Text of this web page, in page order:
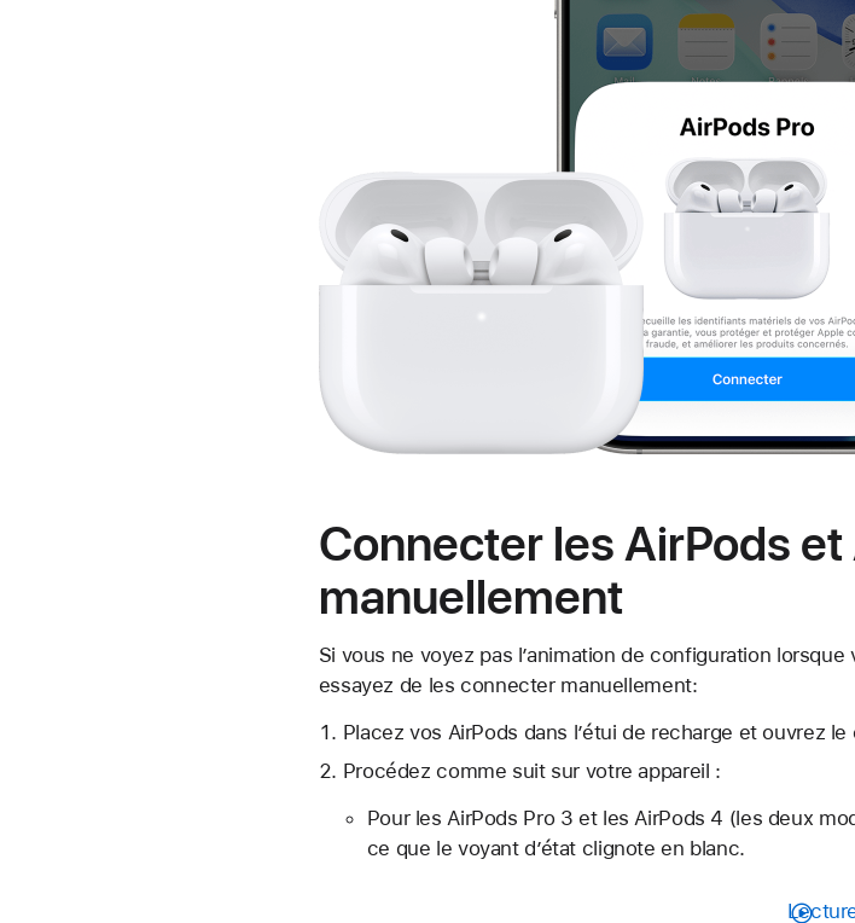
Connecter les AirPods et
manuellement
Si vous ne voyez pas l’animation de configuration
essayez de les connecter manuellement:
Placez vos AirPods dans l’étui de recharge et ouvrez
Procédez comme suit sur votre appareil :
Pour les AirPods Pro 3 et les AirPods 4 (les deux
ce que le voyant d’état clignote en blanc.